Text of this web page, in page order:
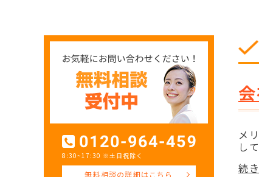
メ
し
続
8:30~17:30 ※土日祝除く
無料相談の詳細はこちら